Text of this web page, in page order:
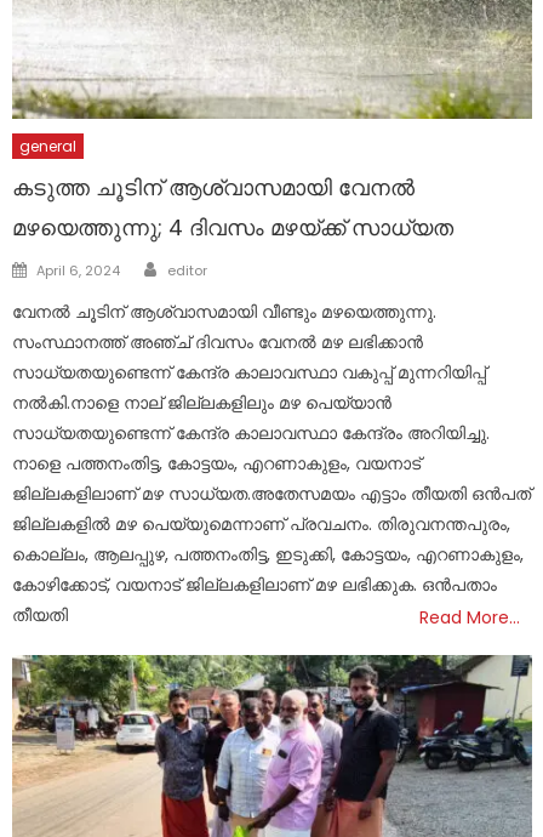
general
കടുത്ത ചൂടിന് ആശ്വാസമായി വേനല്‍
മഴയെത്തുന്നു; 4 ദിവസം മഴയ്ക്ക് സാധ്യത
Posted
April 6, 2024 Author
editor
വേനല്‍ ചൂടിന് ആശ്വാസമായി വീണ്ടും മഴയെത്തുന്നു.
സംസ്ഥാനത്ത് അഞ്ച് ദിവസം വേനല്‍ മഴ ലഭിക്കാന്‍
സാധ്യതയുണ്ടെന്ന് കേന്ദ്ര കാലാവസ്ഥാ വകുപ്പ് മുന്നറിയിപ്പ്
നല്‍കി.നാളെ നാല് ജില്ലകളിലും മഴ പെയ്യാന്‍
സാധ്യതയുണ്ടെന്ന് കേന്ദ്ര കാലാവസ്ഥാ കേന്ദ്രം അറിയിച്ചു.
നാളെ പത്തനംതിട്ട, കോട്ടയം, എറണാകുളം, വയനാട്
ജില്ലകളിലാണ് മഴ സാധ്യത.അതേസമയം എട്ടാം തീയതി ഒന്‍പത്
ജില്ലകളില്‍ മഴ പെയ്യുമെന്നാണ് പ്രവചനം. തിരുവനന്തപുരം,
കൊല്ലം, ആലപ്പുഴ, പത്തനംതിട്ട, ഇടുക്കി, കോട്ടയം, എറണാകുളം,
കോഴിക്കോട്, വയനാട് ജില്ലകളിലാണ് മഴ ലഭിക്കുക. ഒന്‍പതാം
തീയതി
Read More…